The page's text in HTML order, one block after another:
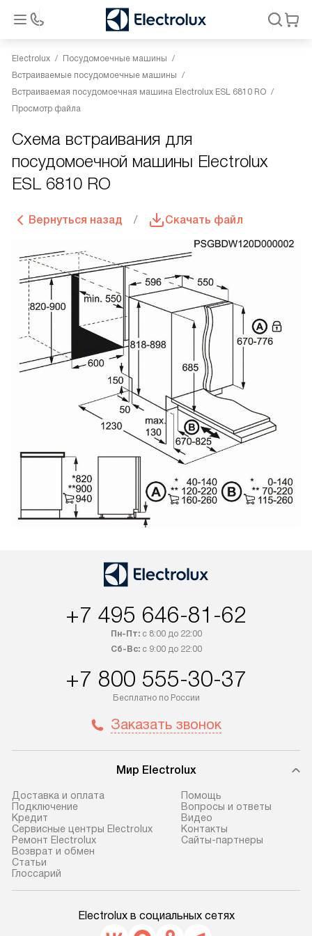
Electrolux
Посудомоечные машины
Встраиваемые посудомоечные машины
Встраиваемая посудомоечная машина Electrolux ESL 6810 RO
Просмотр файла
Схема встраивания для
посудомоечной машины Electrolux
ESL 6810 RO
Вернуться назад Скачать файл
+7 495 646-81-62
Пн-Пт:с 8:00 до 22:00
Сб-Вс:с 9:00 до 22:00
+7 800 555-30-37
Бесплатно по России
Заказать звонок
Мир Electrolux
Доставка и оплата
Подключение
Кредит
Сервисные центры Electrolux
Ремонт Electrolux
Возврат и обмен
Cтатьи
Глоссарий
Помощь
Вопросы и ответы
Видео
Контакты
Сайты-партнеры
Electrolux в социальных сетях